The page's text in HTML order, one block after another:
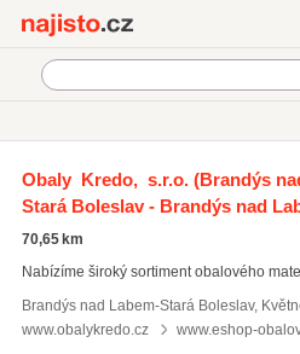
Obalová technika
Obaly Kredo, s.r.o.(Brandýs
Stará Boleslav - Brandýs nad
70,65 km
Nabízíme široký sortiment obalového
Brandýs nad Labem-Stará Boleslav,
www.obalykredo.cz www.eshop-